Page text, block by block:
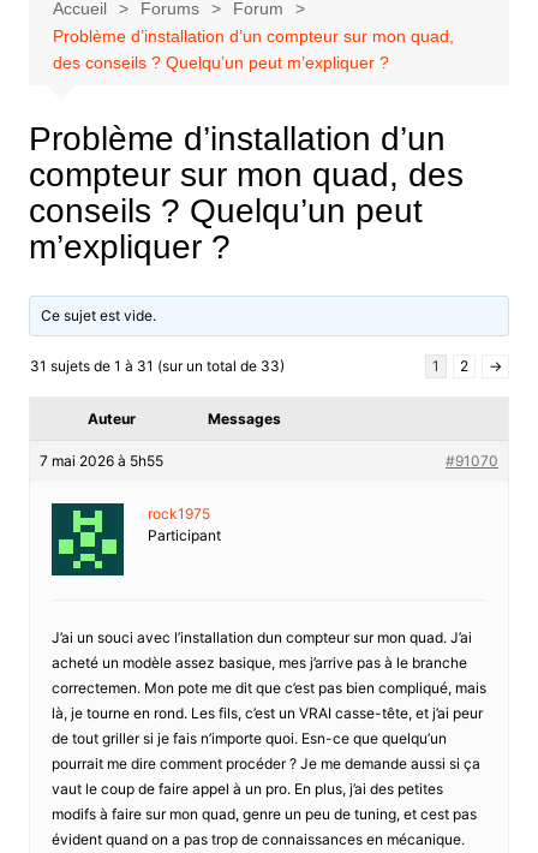
Accueil Forums
Forum
Problème d’installation d’un compteur sur mon quad,
des conseils ? Quelqu’un peut m’expliquer ?
Problème d’installation d’un
compteur sur mon quad, des
conseils ? Quelqu’un peut
m’expliquer ?
Ce sujet est vide.
31 sujets de 1 à 31 (sur un total de 33) 1 2 →
Auteur Messages
7 mai 2026 à 5h55 #91070
rock1975
Participant
J’ai un souci avec l’installation dun compteur sur mon quad. J’ai
acheté un modèle assez basique, mes j’arrive pas à le branche
correctemen. Mon pote me dit que c’est pas bien compliqué, mais
là, je tourne en rond. Les fils, c’est un VRAI casse-tête, et j’ai peur
de tout griller si je fais n’importe quoi. Esn-ce que quelqu’un
pourrait me dire comment procéder ? Je me demande aussi si ça
vaut le coup de faire appel à un pro. En plus, j’ai des petites
modifs à faire sur mon quad, genre un peu de tuning, et cest pas
évident quand on a pas trop de connaissances en mécanique.